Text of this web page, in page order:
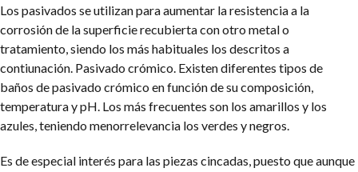
Los pasivados se utilizan para aumentar la resistencia a la
corrosión de la superficie recubierta con otro metal o
tratamiento, siendo los más habituales los descritos a
contiunación. Pasivado crómico. Existen diferentes tipos de
baños de pasivado crómico en función de su composición,
temperatura y pH. Los más frecuentes son los amarillos y los
azules, teniendo menorrelevancia los verdes y negros.
Es de especial interés para las piezas cincadas, puesto que aunque